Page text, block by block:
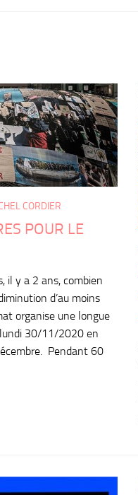
CORDIER
POUR LE
il y a 2 ans, combien
d’au moins
organise une longue
30/11/2020 en
Pendant 60